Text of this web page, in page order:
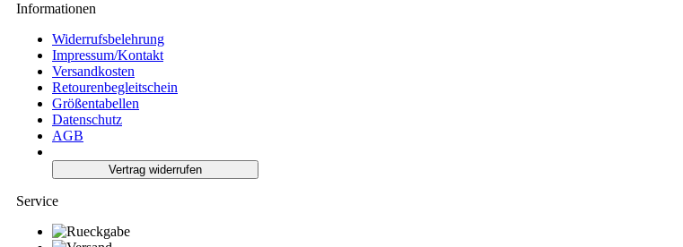
Informationen
Widerrufsbelehrung
Impressum/Kontakt
Versandkosten
Retourenbegleitschein
Größentabellen
Datenschutz
AGB
Vertrag widerrufen
Service